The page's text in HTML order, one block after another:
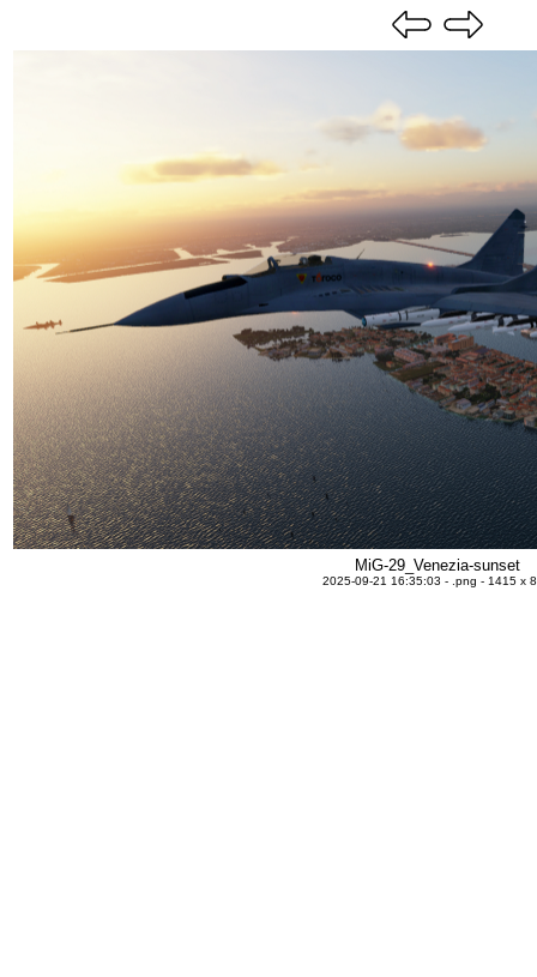
MiG-29_Venezia-sunset
2025-09-21 16:35:03 - .png - 1415 x